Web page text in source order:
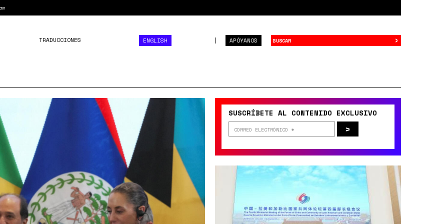
APÓYANOS
TRADUCCIONES ENGLISH ›
SUSCRÍBETE AL CONTENIDO EXCLUSIVO
>